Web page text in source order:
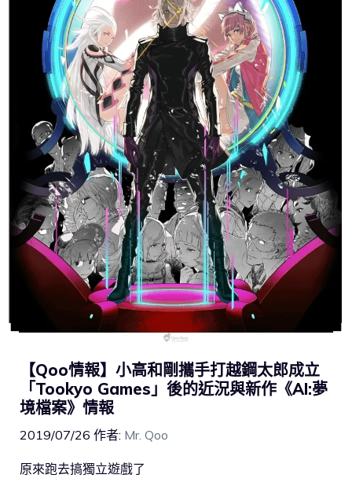
【Qoo情報】小高和剛攜手打越鋼太郎成立
「Tookyo Games」後的近況與新作《AI:夢
境檔案》情報
2019/07/26 作者: Mr. Qoo
原來跑去搞獨立遊戲了